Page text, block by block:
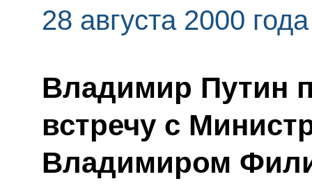
28 августа 2000 года
Владимир Путин
встречу с
Владимиром